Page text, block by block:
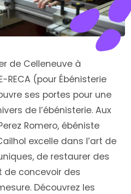
de Celleneuve à
RECA (pour Ébénisterie
ses portes pour une
de l’ébénisterie. Aux
Romero, ébéniste
excelle dans l’art de
de restaurer des
de concevoir des
Découvrez les